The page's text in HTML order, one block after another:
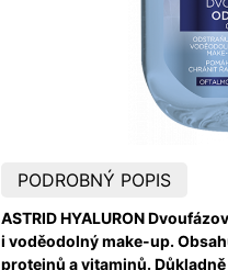
PODROBNÝ POPIS
ASTRID HYALURON
i voděodolný make-up.
proteinů a vitaminů.